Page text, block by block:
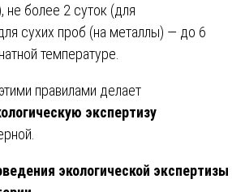
не более 2 суток (для
сухих проб (на металлы) — до 6
температуре.
правилами делает
экспертизу
экологической экспертизы